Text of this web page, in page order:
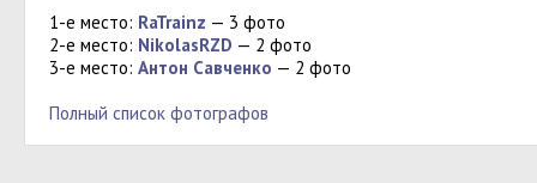
1-е место: RaTrainz — 3 фото
2-е место: NikolasRZD — 2 фото
3-е место: Антон Савченко — 2 фото
Полный список фотографов